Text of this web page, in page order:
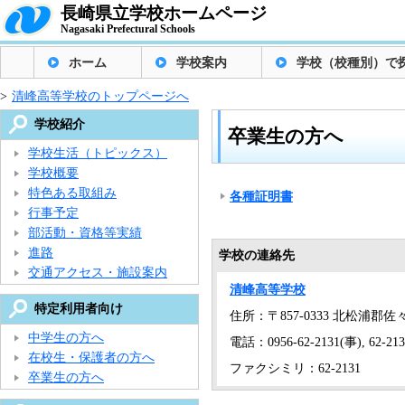
長崎県立学校ホームページ
Nagasaki Prefectural Schools
ホーム 学校案内 学校（校種別）で
> 清峰高等学校のトップページへ
卒業生の方へ
各種証明書
学校の連絡先
清峰高等学校
住所：〒857-0333 北松浦郡佐
電話：0956-62-2131(事), 62-
ファクシミリ：62-2131
学校紹介
学校生活（トピックス）
学校概要
特色ある取組み
行事予定
部活動・資格等実績
進路
交通アクセス・施設案内
特定利用者向け
中学生の方へ
在校生・保護者の方へ
卒業生の方へ